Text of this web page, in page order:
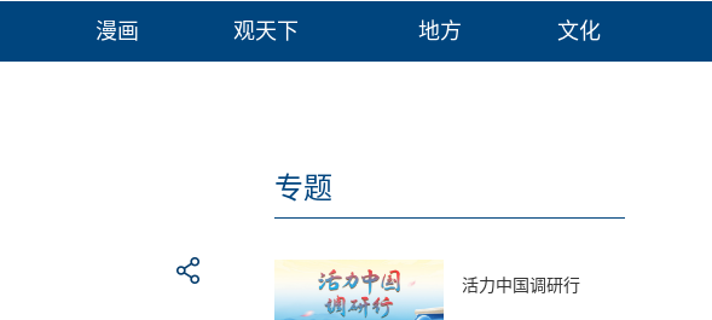
漫画 观天下 地方 文化
专题
活力中国调研行